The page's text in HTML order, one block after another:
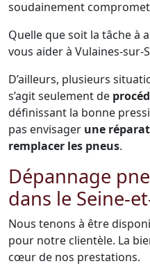
soudainement
Quelle que soit la tâche à
vous aider à Vulaines-sur-
D’ailleurs, plusieurs
s’agit seulement de
définissant la bonne
pas envisager une
remplacer les pneus.
Dépannage
dans le Seine-
Nous tenons à être
pour notre clientèle. La
cœur de nos prestations.